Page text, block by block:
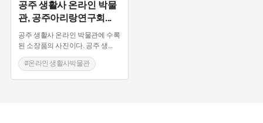
공주 생활사 온라인 박물
관, 공주아리랑연구회 ...
공주 생활사 온라인 박물관에 수록
된 소장품의 사진이다. 공주 생
#온라인 생활사박물관
#공예품 #생활용품